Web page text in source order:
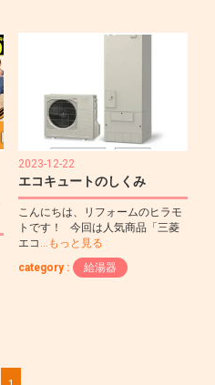
2023-12-22
エコキュートのしくみ
こんにちは、リフォームのヒラモ
トです！ 今回は人気商品「三菱
エコ …もっと見る
category :
給湯器